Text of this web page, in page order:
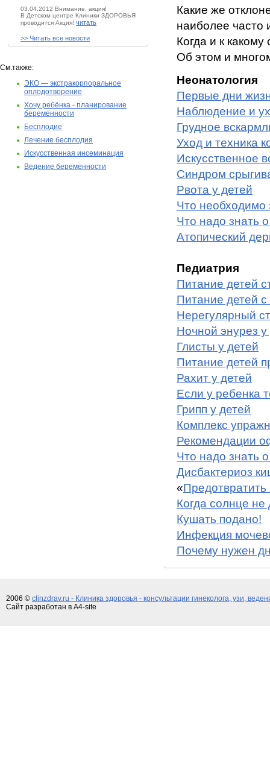
03.04.2012 Внимание, акция!
В Детском центре Клиники ЗДОРОВЬЯ
проводится Акция! читать
>> Читать все новости
См.также:
ЭКО — экстракорпоральное
оплодотворение
Хочу ребёнка - планирование
беременности
Бесплодие
Лечение бесплодия
Искусственная инсеминация
Ведение беременности
Какие же
наиболее часто
Когда и к
Об этом и
Неонатология
Первые дни
Наблюдение и
Грудное
Уход и техника
Искусственное
Синдром
Рвота у детей
Что необходимо
Что надо знать
Атопический
Педиатрия
Питание детей
Питание детей
Нерегулярный
Ночной энурез у
Глисты у детей
Питание детей
Рахит у детей
Если у ребенка
Грипп у детей
Комплекс
Рекомендации
Что надо знать
Дисбактериоз
«
Когда солнце
Кушать подано!
Инфекция
Почему нужен
2006 © clinzdrav.ru - Клиника здоровья - консультации гинеколога, узи,
Сайт разработан в A4-site